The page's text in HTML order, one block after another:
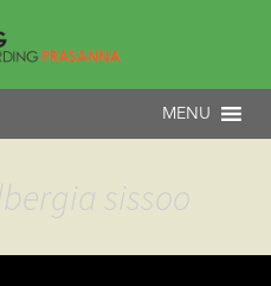
sissoo